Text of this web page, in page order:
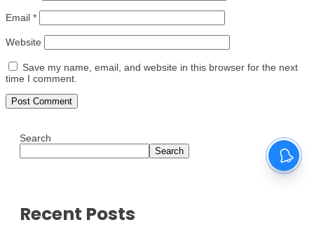
Email *
Website
Save my name, email, and website in this browser for the next
time I comment.
Search
Search
Recent Posts